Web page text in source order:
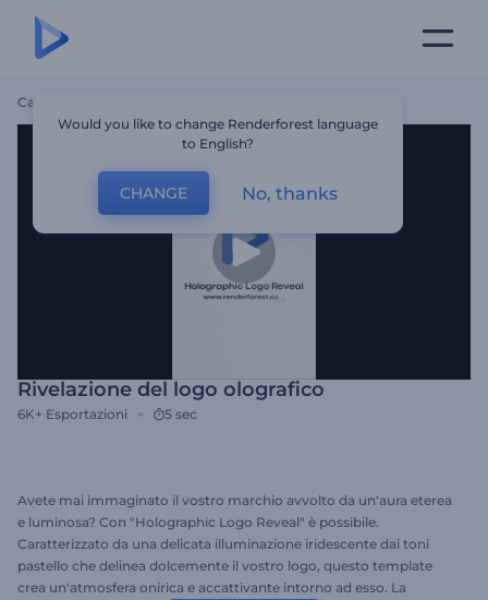
Casa
Rivelazione del logo olografico
6K+ Esportazioni 5 sec
Avete mai immaginato il vostro marchio avvolto da un'aura eterea
e luminosa? Con "Holographic Logo Reveal" è possibile.
Caratterizzato da una delicata illuminazione iridescente dai toni
pastello che delinea dolcemente il vostro logo, questo template
crea un'atmosfera onirica e accattivante intorno ad esso. La
Would you like to change Renderforest language
to English?
CHANGE No, thanks